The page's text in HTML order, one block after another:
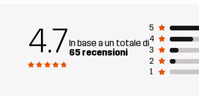
4.7In base a un totale di
65 recensioni
5
4
3
2
1